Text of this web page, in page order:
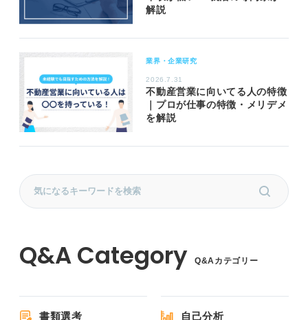
解説
業界・企業研究
2026.7.31
不動産営業に向いてる人の特徴
｜プロが仕事の特徴・メリデメ
を解説
Q&Aカテゴリー
書類選考 自己分析